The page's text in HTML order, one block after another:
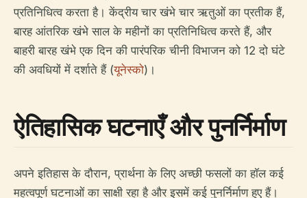
प्रतिनिधित्व करता है। केंद्रीय चार खंभे चार ऋतुओं का प्रतीक हैं,
बारह आंतरिक खंभे साल के महीनों का प्रतिनिधित्व करते हैं, और
बाहरी बारह खंभे एक दिन की पारंपरिक चीनी विभाजन को 12 दो घंटे
की अवधियों में दर्शाते हैं (यूनेस्को)।
ऐतिहासिक घटनाएँ और पुनर्निर्माण
अपने इतिहास के दौरान, प्रार्थना के लिए अच्छी फसलों का हॉल कई
महत्वपूर्ण घटनाओं का साक्षी रहा है और इसमें कई पुनर्निर्माण हुए हैं।